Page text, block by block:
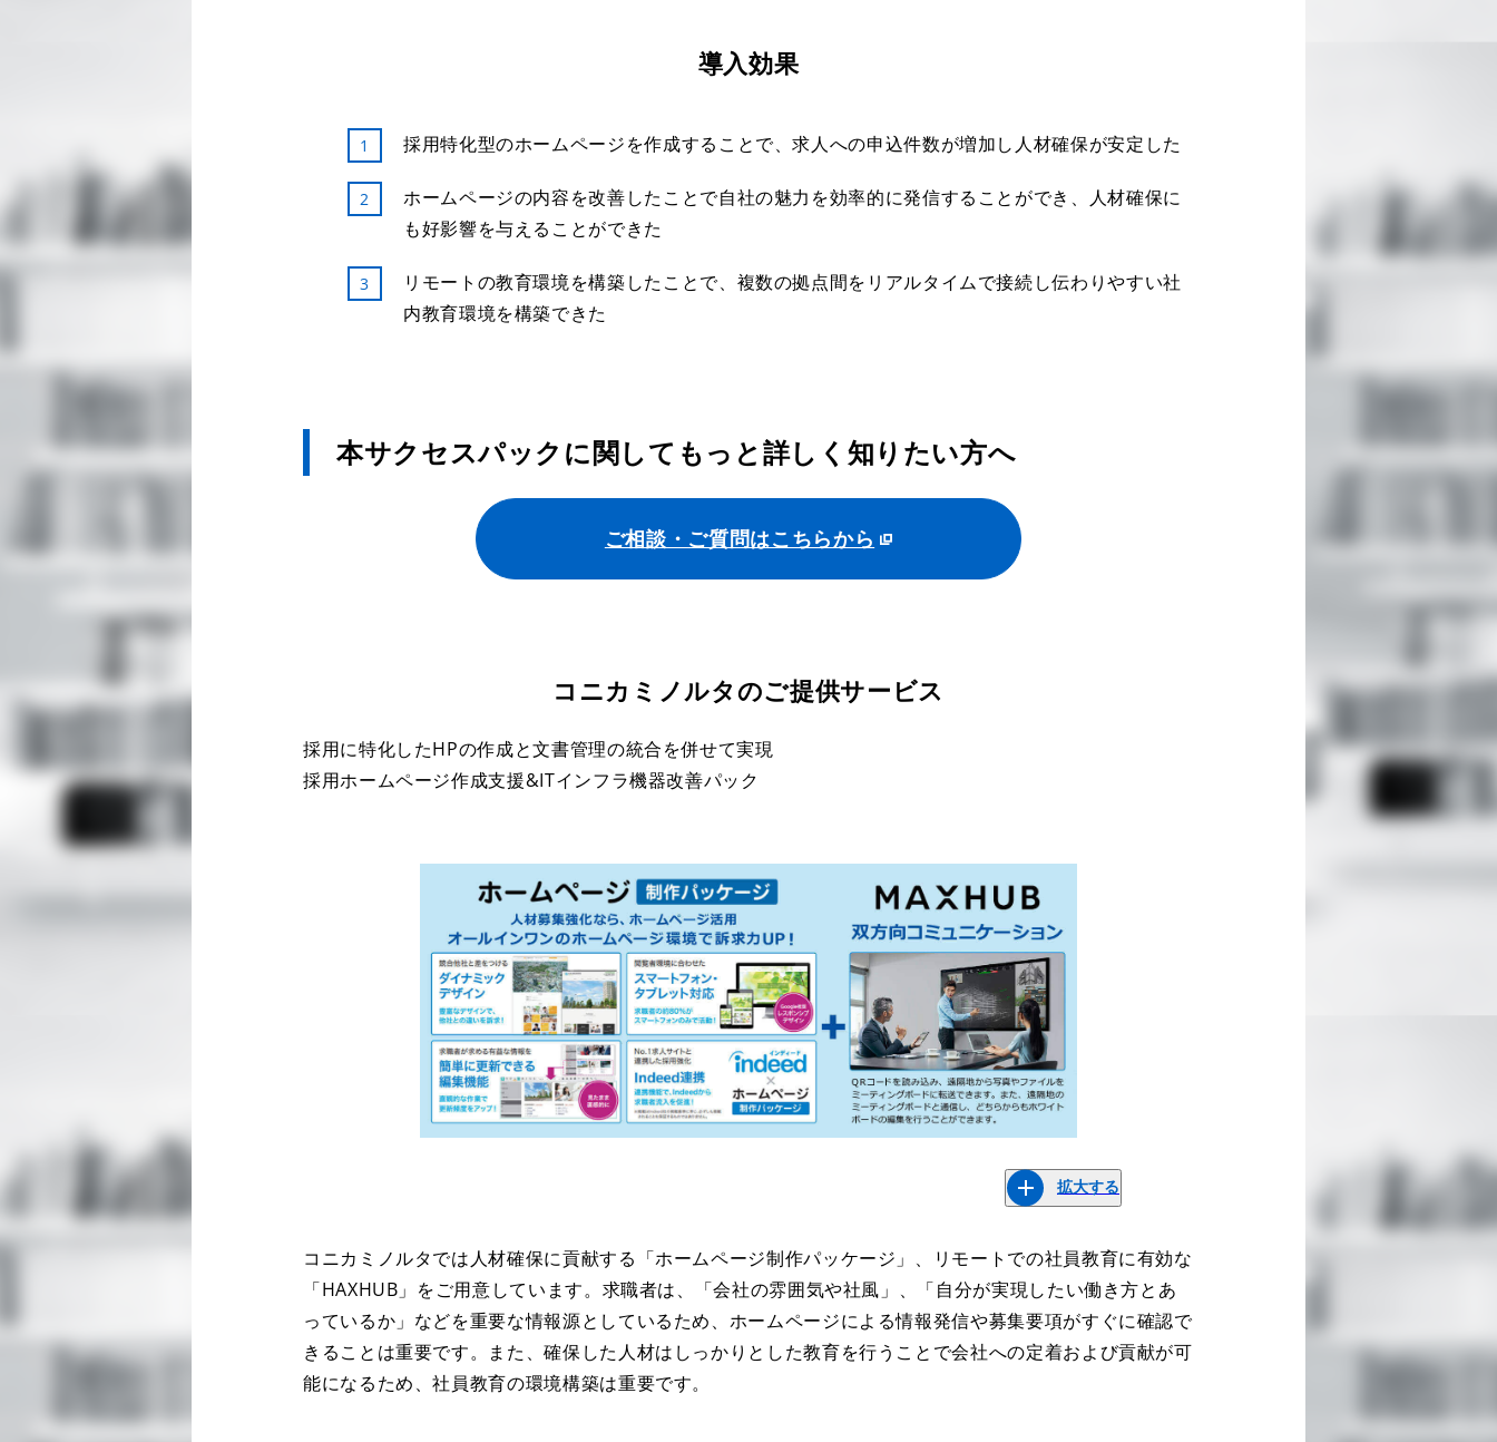
導入効果
採用特化型のホームページを作成することで、求人への申込件数が増加し人材確保が安定した
ホームページの内容を改善したことで自社の魅力を効率的に発信することができ、人材確保に
も好影響を与えることができた
リモートの教育環境を構築したことで、複数の拠点間をリアルタイムで接続し伝わりやすい社
内教育環境を構築できた
本サクセスパックに関してもっと詳しく知りたい方へ
ご相談・ご質問はこちらから
コニカミノルタのご提供サービス
採用に特化したHPの作成と文書管理の統合を併せて実現
採用ホームページ作成支援&ITインフラ機器改善パック
拡大する
コニカミノルタでは人材確保に貢献する「ホームページ制作パッケージ」、リモートでの社員教育に有効な
「HAXHUB」をご用意しています。求職者は、「会社の雰囲気や社風」、「自分が実現したい働き方とあ
っているか」などを重要な情報源としているため、ホームページによる情報発信や募集要項がすぐに確認で
きることは重要です。また、確保した人材はしっかりとした教育を行うことで会社への定着および貢献が可
能になるため、社員教育の環境構築は重要です。